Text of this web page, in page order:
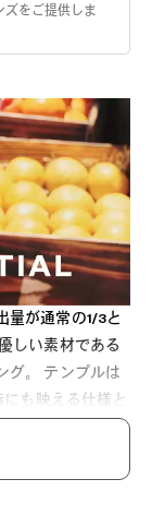
ズをご提供しま
量が通常の1/3と
しい素材である
グ。 テンプルは
も映える仕様と